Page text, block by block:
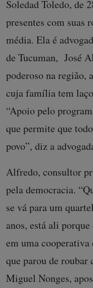
Soledad Toledo, de
presentes com suas
média. Ela é
de Tucuman, José
poderoso na região,
cuja família tem
“Apoio pelo
que permite que
povo”, diz a
Alfredo, consultor
pela democracia.
se vá para um
anos, está ali
em uma
que parou de roubar
Miguel Nonges,